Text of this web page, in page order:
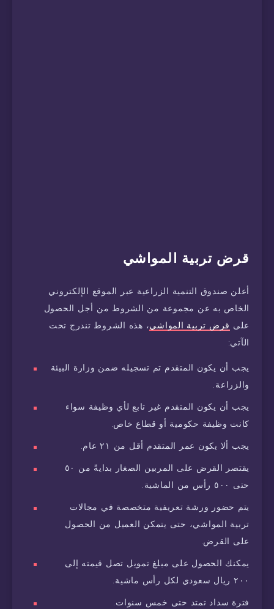
قرض تربية المواشي
أعلن صندوق التنمية الزراعية عبر الموقع الإلكتروني
الخاص به عن مجموعة من الشروط من أجل الحصول
على قرض تربية المواشي، هذه الشروط تندرج تحت
الآتي:
يجب أن يكون المتقدم تم تسجيله ضمن وزارة البيئة
والزراعة.
يجب أن يكون المتقدم غير تابع لأي وظيفة سواء
كانت وظيفة حكومية أو قطاع خاص.
يجب ألا يكون عمر المتقدم أقل من ٢١ عام.
يقتصر القرض على المربين الصغار بدايةً من ٥٠
حتى ٥٠٠ رأس من الماشية.
يتم حضور ورشة تعريفية متخصصة في مجالات
تربية المواشي، حتى يتمكن العميل من الحصول
على القرض.
يمكنك الحصول على مبلغ تمويل تصل قيمته إلى
٢٠٠ ريال سعودي لكل رأس ماشية.
فترة سداد تمتد حتى خمس سنوات.